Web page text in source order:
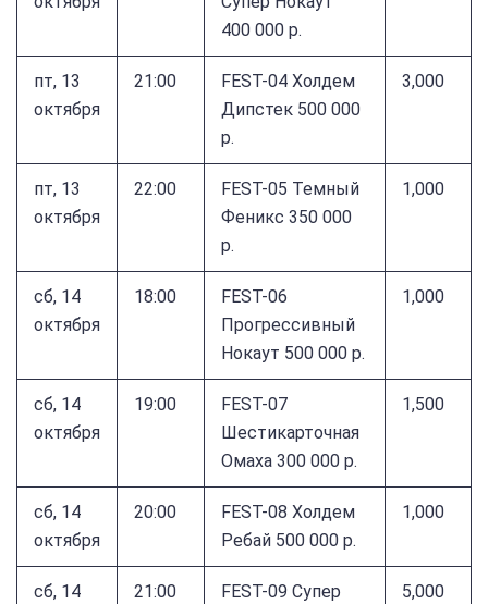
400 000 р.
пт, 13
октября
21:00
FEST-04 Холдем
Дипстек 500 000
р.
3,000
пт, 13
октября
22:00
FEST-05 Темный
Феникс 350 000
р.
1,000
сб, 14
октября
18:00
FEST-06
Прогрессивный
Нокаут 500 000 р.
1,000
сб, 14
октября
19:00
FEST-07
Шестикарточная
Омаха 300 000 р.
1,500
сб, 14
октября
20:00
FEST-08 Холдем
Ребай 500 000 р.
1,000
сб, 14
21:00
FEST-09 Супер
5,000